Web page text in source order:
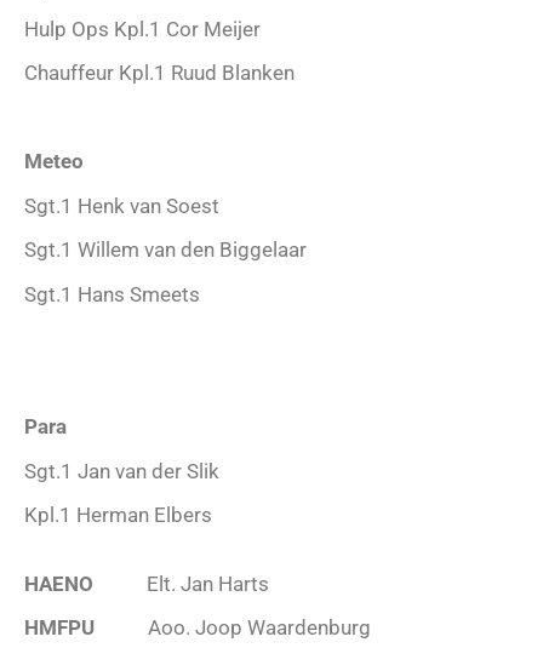
Hulp Ops Kpl.1 Cor Meijer
Chauffeur Kpl.1 Ruud Blanken
Meteo
Sgt.1 Henk van Soest
Sgt.1 Willem van den Biggelaar
Sgt.1 Hans Smeets
Para
Sgt.1 Jan van der Slik
Kpl.1 Herman Elbers
HAENO Elt. Jan Harts
HMFPU Aoo. Joop Waardenburg